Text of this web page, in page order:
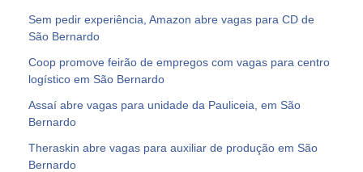
Sem pedir experiência, Amazon abre vagas para CD de
São Bernardo
Coop promove feirão de empregos com vagas para centro
logístico em São Bernardo
Assaí abre vagas para unidade da Pauliceia, em São
Bernardo
Theraskin abre vagas para auxiliar de produção em São
Bernardo